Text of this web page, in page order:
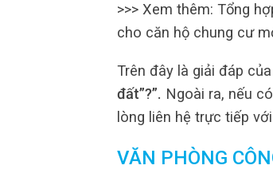
>>> Xem thêm: Tổng
cho căn hộ chung cư
Trên đây là giải đáp
đất”?”. Ngoài ra, nếu
lòng liên hệ trực tiếp với
VĂN PHÒNG